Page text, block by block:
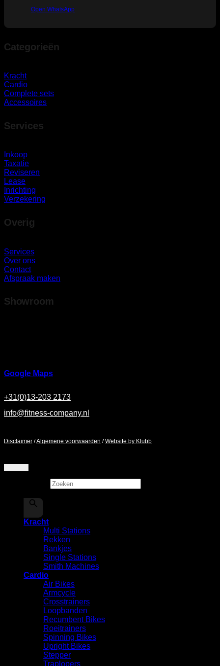
Open WhatsApp
Categorieën
Kracht
Cardio
Complete sets
Accessoires
Services
Inkoop
Taxatie
Reviseren
Lease
Inrichting
Verzekering
Overig
Services
Over ons
Contact
Afspraak maken
Showroom
Google Maps
+31(0)13-203 2173
info@fitness-company.nl
Disclaimer /Algemene voorwaarden /Website by Klubb
Kracht
Multi Stations
Rekken
⁠Bankjes
Single Stations
Smith Machines
Cardio
Air Bikes
Armcycle
Crosstrainers
Loopbanden
Recumbent Bikes
Roeitrainers
Spinning Bikes
Upright Bikes
Stepper
Traplopers